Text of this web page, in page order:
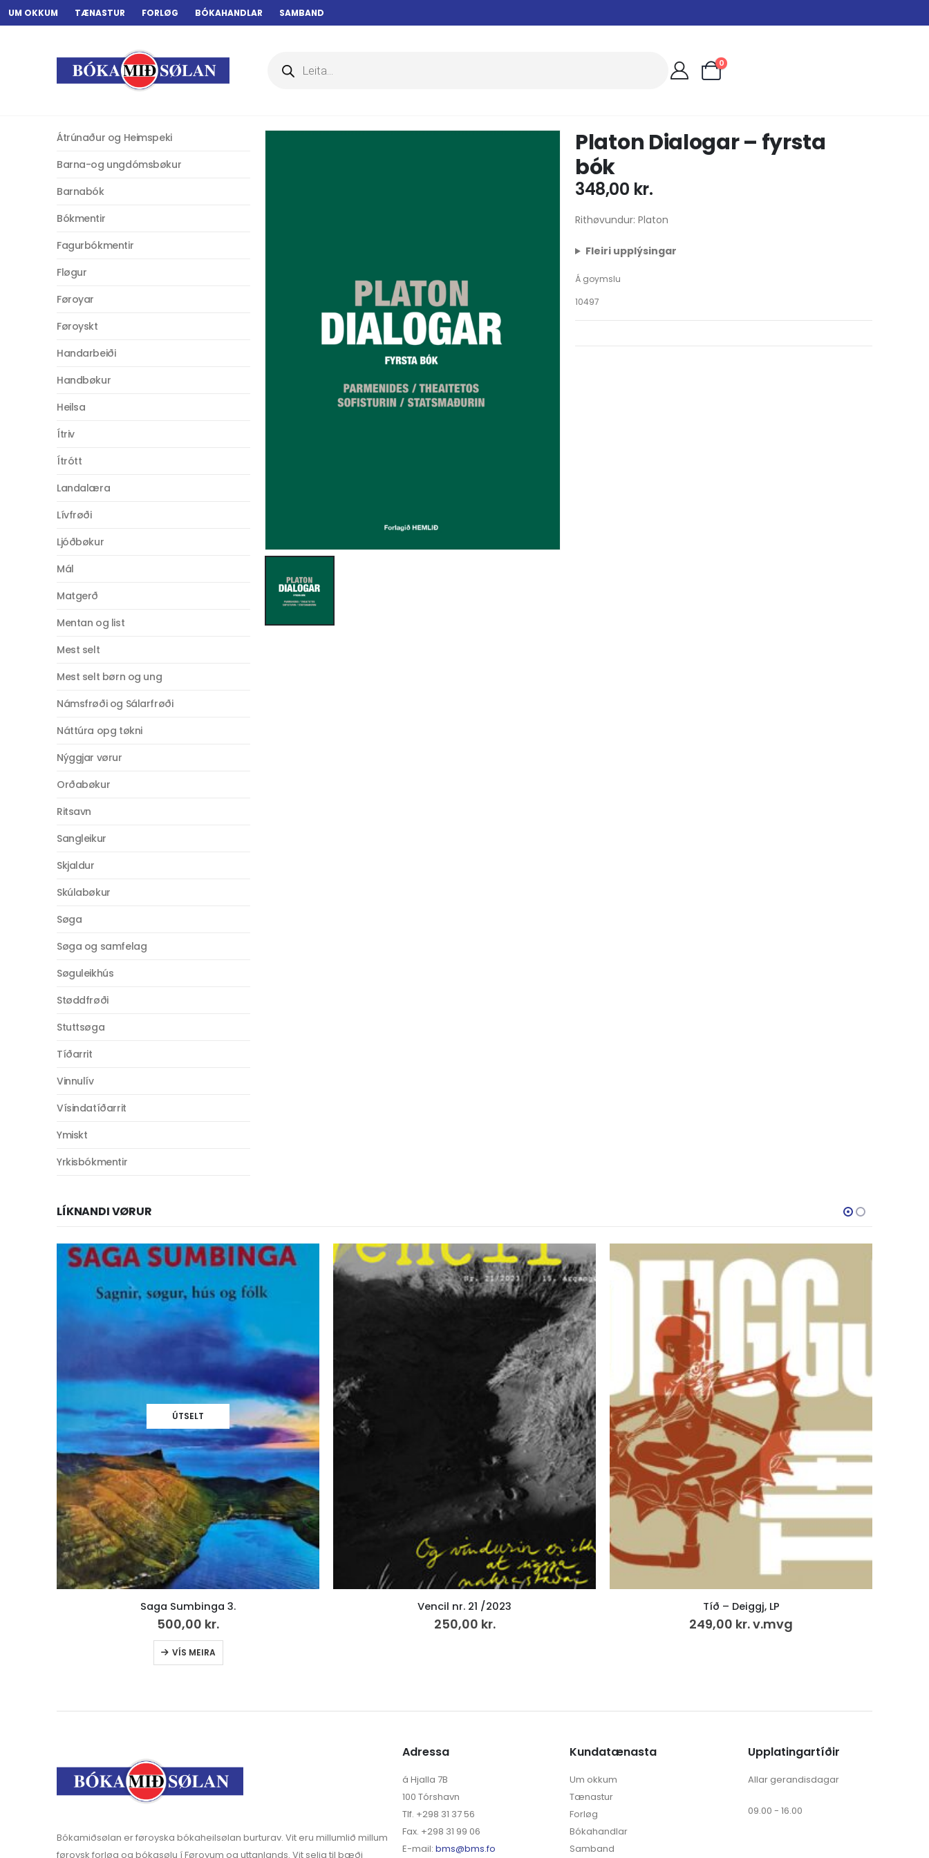
UM OKKUM TÆNASTUR FORLØG BÓKAHANDLAR SAMBAND
search 0
Platon Dialogar – fyrsta
bók
348,00 kr.
Rithøvundur: Platon
Fleiri upplýsingar
Á goymslu
10497
Átrúnaður og Heimspeki
Barna-og ungdómsbøkur
Barnabók
Bókmentir
Fagurbókmentir
Fløgur
Føroyar
Føroyskt
Handarbeiði
Handbøkur
Heilsa
Ítriv
Ítrótt
Landalæra
Lívfrøði
Ljóðbøkur
Mál
Matgerð
Mentan og list
Mest selt
Mest selt børn og ung
Námsfrøði og Sálarfrøði
Náttúra opg tøkni
Nýggjar vørur
Orðabøkur
Ritsavn
Sangleikur
Skjaldur
Skúlabøkur
Søga
Søga og samfelag
Søguleikhús
Støddfrøði
Stuttsøga
Tíðarrit
Vinnulív
Vísindatíðarrit
Ymiskt
Yrkisbókmentir
LÍKNANDI VØRUR
Vencil nr. 21 /2023
250,00 kr.
Tíð – Deiggj, LP
249,00kr.v.mvg
rura, rura · impressions · in a field
199,00kr.
á Hjalla 7B
Um okkum
Allar gerandisdagar
09.00 - 16.00